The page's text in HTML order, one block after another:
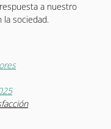
a nuestro
la sociedad.